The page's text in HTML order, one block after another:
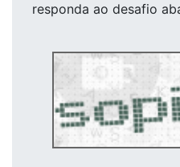
responda ao desafio